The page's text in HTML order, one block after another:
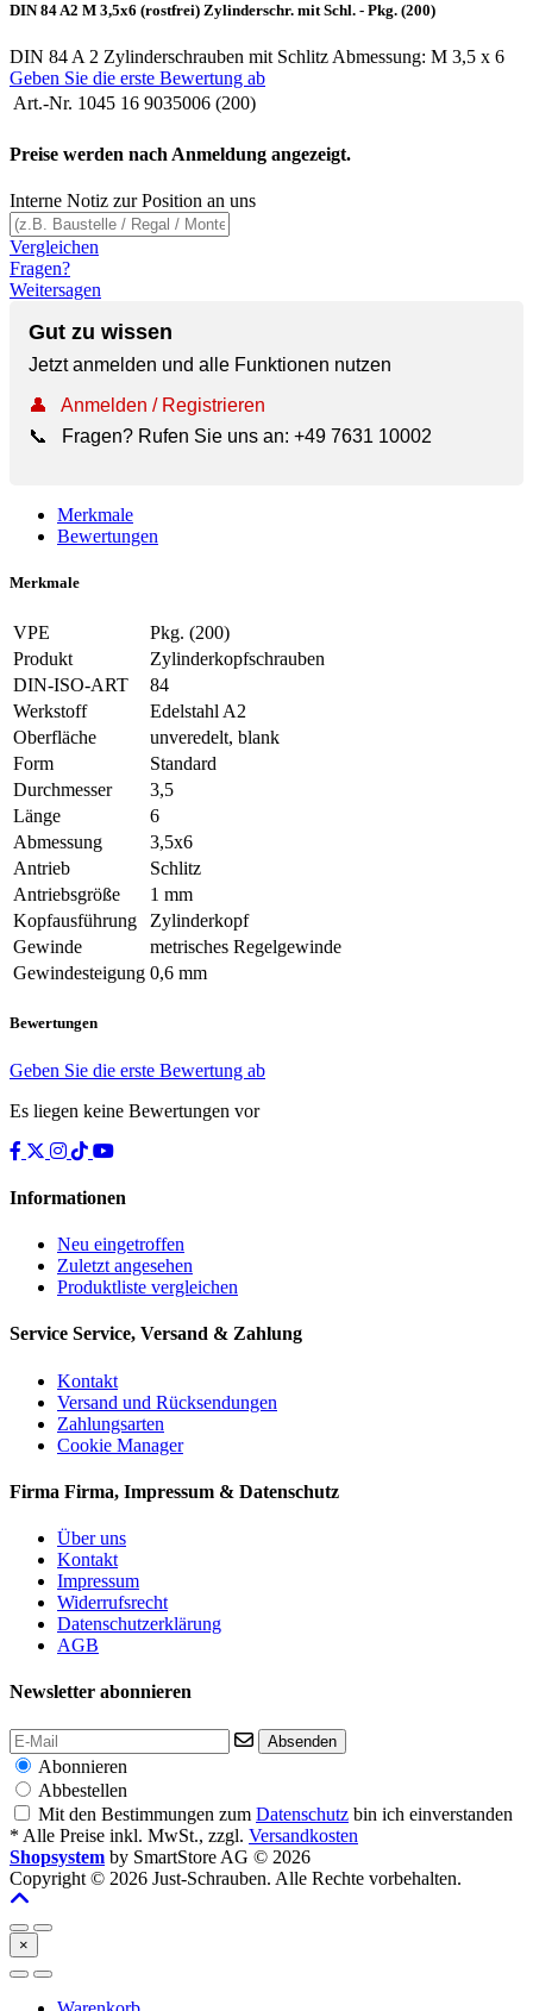
DIN 84 A2 M 3,5x6 (rostfrei) Zylinderschr. mit Schl. - Pkg. (200)
DIN 84 A 2 Zylinderschrauben mit Schlitz Abmessung: M 3,5 x 6
Geben Sie die erste Bewertung ab
Art.-Nr. 1045 16 9035006 (200)
Preise werden nach Anmeldung angezeigt.
Interne Notiz zur Position an uns
Vergleichen
Fragen?
Weitersagen
Gut zu wissen
Jetzt anmelden und alle Funktionen nutzen
👤
Anmelden / Registrieren
📞
Fragen? Rufen Sie uns an: +49 7631 10002
Merkmale
Bewertungen
Merkmale
VPE
Pkg. (200)
Produkt
Zylinderkopfschrauben
DIN-ISO-ART
84
Werkstoff
Edelstahl A2
Oberfläche
unveredelt, blank
Form
Standard
Durchmesser
3,5
Länge
6
Abmessung
3,5x6
Antrieb
Schlitz
Antriebsgröße
1 mm
Kopfausführung
Zylinderkopf
Gewinde
metrisches Regelgewinde
Gewindesteigung 0,6 mm
Bewertungen
Geben Sie die erste Bewertung ab
Es liegen keine Bewertungen vor
Informationen
Neu eingetroffen
Zuletzt angesehen
Produktliste vergleichen
Service Service, Versand & Zahlung
Kontakt
Versand und Rücksendungen
Zahlungsarten
Cookie Manager
Firma Firma, Impressum & Datenschutz
Über uns
Kontakt
Impressum
Widerrufsrecht
Datenschutzerklärung
AGB
Newsletter abonnieren
Absenden
Abonnieren
Abbestellen
Mit den Bestimmungen zum Datenschutz bin ich einverstanden
* Alle Preise inkl. MwSt., zzgl. Versandkosten
Shopsystem by SmartStore AG © 2026
Copyright © 2026 Just-Schrauben. Alle Rechte vorbehalten.
×